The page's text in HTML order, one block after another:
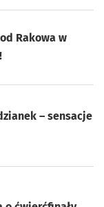
Rakowa w
– sensacje